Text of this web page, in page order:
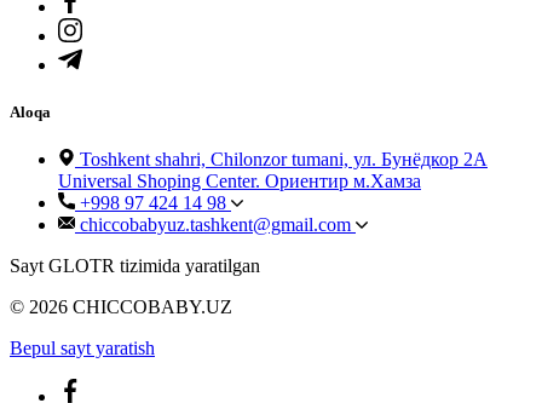
Aloqa
Toshkent shahri, Chilonzor tumani, ул. Бунёдкор 2А
Universal Shoping Center. Ориентир м.Хамза
+998 97 424 14 98
chiccobabyuz.tashkent@gmail.com
Sayt GLOTR tizimida yaratilgan
© 2026 CHICCOBABY.UZ
Bepul sayt yaratish